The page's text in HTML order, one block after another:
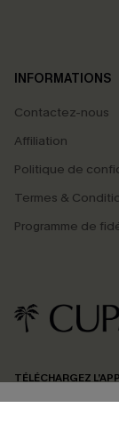
INFORMATIONS
Contactez-nous
Affiliation
Politique de
Termes &
Programme de
TÉLÉCHARGEZ
-
En soumettant
marketing (y
reconnaissez
pouvons utiliser
produits
confidentialité
.